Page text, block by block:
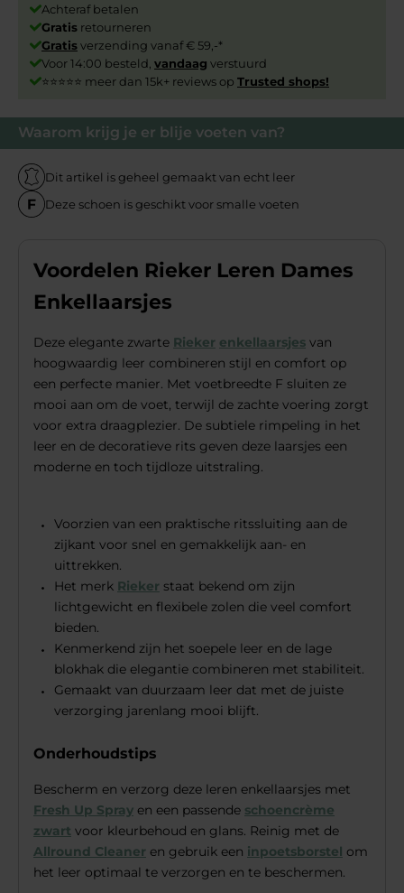
Waarom krijg je er blije voeten van?
Dit artikel is geheel gemaakt van echt leer
Deze schoen is geschikt voor smalle voeten
Voordelen Rieker Leren Dames
Enkellaarsjes
Deze elegante zwarte Rieker enkellaarsjes van
hoogwaardig leer combineren stijl en comfort op
een perfecte manier. Met voetbreedte F sluiten ze
mooi aan om de voet, terwijl de zachte voering zorgt
voor extra draagplezier. De subtiele rimpeling in het
leer en de decoratieve rits geven deze laarsjes een
moderne en toch tijdloze uitstraling.
Voorzien van een praktische ritssluiting aan de
zijkant voor snel en gemakkelijk aan- en
uittrekken.
Het merk Rieker staat bekend om zijn
lichtgewicht en flexibele zolen die veel comfort
bieden.
Kenmerkend zijn het soepele leer en de lage
blokhak die elegantie combineren met stabiliteit.
Gemaakt van duurzaam leer dat met de juiste
verzorging jarenlang mooi blijft.
Onderhoudstips
Bescherm en verzorg deze leren enkellaarsjes met
Fresh Up Spray en een passende schoencrème
zwart voor kleurbehoud en glans. Reinig met de
Allround Cleaner en gebruik een inpoetsborstel om
het leer optimaal te verzorgen en te beschermen.
Achteraf betalen
Gratis retourneren
Gratisverzending vanaf € 59,-*
Voor 14:00 besteld, vandaag verstuurd
⭐⭐⭐⭐⭐ meer dan 15k+ reviews op Trusted shops!